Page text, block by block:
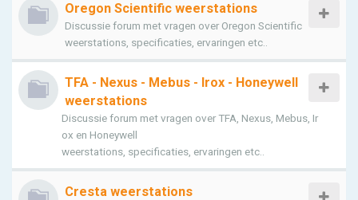
Oregon Scientific weerstations
Discussie forum met vragen over Oregon Scientific
weerstations, specificaties, ervaringen etc..
TFA - Nexus - Mebus - Irox - Honeywell
weerstations
Discussie forum met vragen over TFA, Nexus, Mebus, Ir
ox en Honeywell
weerstations, specificaties, ervaringen etc..
Cresta weerstations